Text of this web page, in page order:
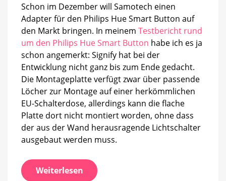
Hue
Smart
Button
Schon im Dezember will Samotech einen
Adapter für den Philips Hue Smart Button auf
den Markt bringen. In meinem Testbericht rund
um den Philips Hue Smart Button habe ich es ja
schon angemerkt: Signify hat bei der
Entwicklung nicht ganz bis zum Ende gedacht.
Die Montageplatte verfügt zwar über passende
Löcher zur Montage auf einer herkömmlichen
EU-Schalterdose, allerdings kann die flache
Platte dort nicht montiert worden, ohne dass
der aus der Wand herausragende Lichtschalter
ausgebaut werden muss.
Weiterlesen